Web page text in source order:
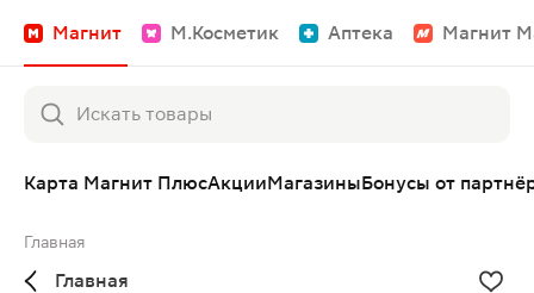
Магнит М.Косметик Аптека Магнит
Карта Магнит ПлюсАкцииМагазиныБонусы от
Главная
Главная